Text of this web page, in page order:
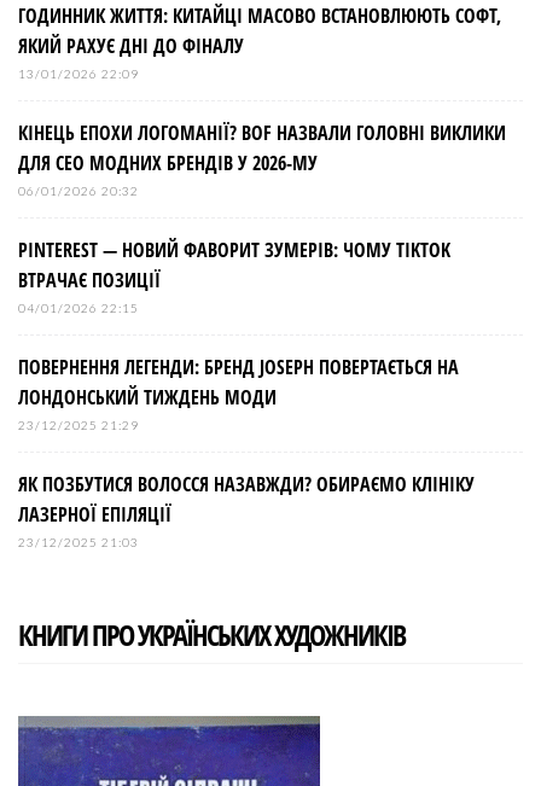
ГОДИННИК ЖИТТЯ: КИТАЙЦІ МАСОВО ВСТАНОВЛЮЮТЬ СОФТ,
ЯКИЙ РАХУЄ ДНІ ДО ФІНАЛУ
13/01/2026 22:09
КІНЕЦЬ ЕПОХИ ЛОГОМАНІЇ? BOF НАЗВАЛИ ГОЛОВНІ ВИКЛИКИ
ДЛЯ СЕО МОДНИХ БРЕНДІВ У 2026-МУ
06/01/2026 20:32
PINTEREST — НОВИЙ ФАВОРИТ ЗУМЕРІВ: ЧОМУ TIKTOK
ВТРАЧАЄ ПОЗИЦІЇ
04/01/2026 22:15
ПОВЕРНЕННЯ ЛЕГЕНДИ: БРЕНД JOSEPH ПОВЕРТАЄТЬСЯ НА
ЛОНДОНСЬКИЙ ТИЖДЕНЬ МОДИ
23/12/2025 21:29
ЯК ПОЗБУТИСЯ ВОЛОССЯ НАЗАВЖДИ? ОБИРАЄМО КЛІНІКУ
ЛАЗЕРНОЇ ЕПІЛЯЦІЇ
23/12/2025 21:03
КНИГИ ПРО УКРАЇНСЬКИХ ХУДОЖНИКІВ